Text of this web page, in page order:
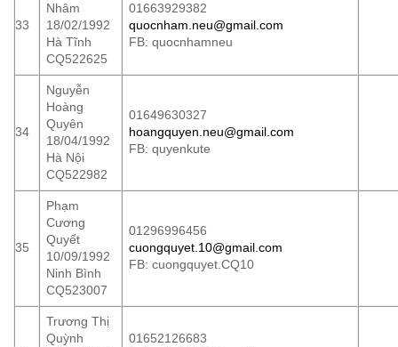
33
Nhâm
18/02/1992
Hà Tĩnh
CQ522625
01663929382
quocnham.neu@gmail.com
FB: quocnhamneu
34
Nguyễn
Hoàng
Quyên
18/04/1992
Hà Nội
CQ522982
01649630327
hoangquyen.neu@gmail.com
FB: quyenkute
35
Phạm
Cương
Quyết
10/09/1992
Ninh Bình
CQ523007
01296996456
cuongquyet.10@gmail.com
FB: cuongquyet.CQ10
Trương Thị
Quỳnh
01652126683